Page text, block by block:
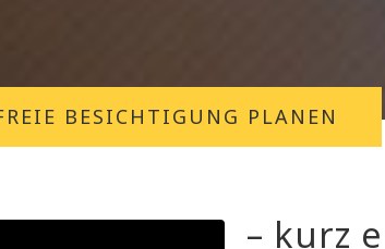
BESICHTIGUNG PLANEN
– kurz